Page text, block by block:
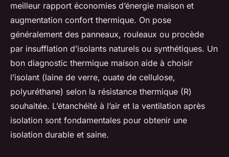
meilleur rapport économies d’énergie maison et
augmentation confort thermique. On pose
généralement des panneaux, rouleaux ou procède
par insufflation d’isolants naturels ou synthétiques. Un
bon diagnostic thermique maison aide à choisir
l’isolant (laine de verre, ouate de cellulose,
polyuréthane) selon la résistance thermique (R)
souhaitée. L’étanchéité à l’air et la ventilation après
isolation sont fondamentales pour obtenir une
isolation durable et saine.